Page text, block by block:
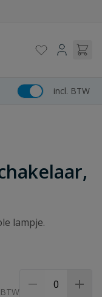
incl. BTW
lampje.